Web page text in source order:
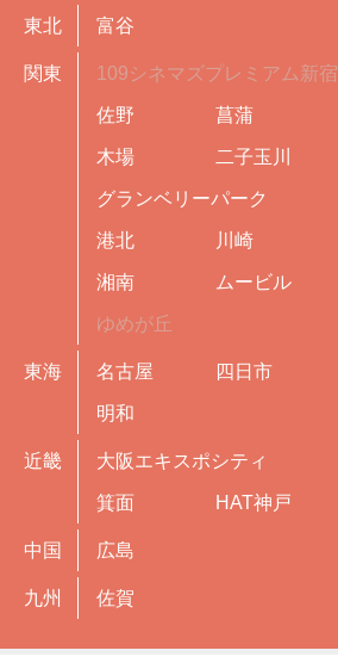
東北 富谷
関東 109シネマズプレミアム新宿
佐野 菖蒲
木場 二子玉川
グランベリーパーク
港北 川崎
湘南 ムービル
ゆめが丘
東海 名古屋 四日市
明和
近畿 大阪エキスポシティ
箕面 HAT神戸
中国 広島
九州 佐賀